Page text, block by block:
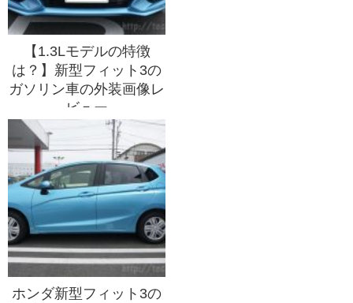
【1.3Lモデルの特徴
は？】新型フィット3の
ガソリン車の外装画像レ
ビュー
ホンダ新型フィット3の